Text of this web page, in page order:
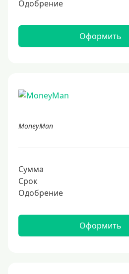
Одобрение
Оформить
MoneyMan
Сумма
Срок
Одобрение
Оформить